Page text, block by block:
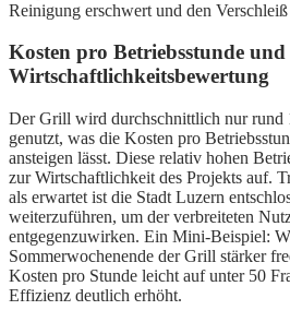
Reinigung erschwert und den
Kosten pro Betriebsstunde und
Wirtschaftlichkeitsbewertung
Der Grill wird durchschnittlich nur rund
genutzt, was die Kosten pro
ansteigen lässt. Diese relativ hohen
zur Wirtschaftlichkeit des Projekts auf.
als erwartet ist die Stadt Luzern
weiterzuführen, um der verbreiteten
entgegenzuwirken. Ein Mini-Beispiel:
Sommerwochenende der Grill stärker
Kosten pro Stunde leicht auf unter 50
Effizienz deutlich erhöht.